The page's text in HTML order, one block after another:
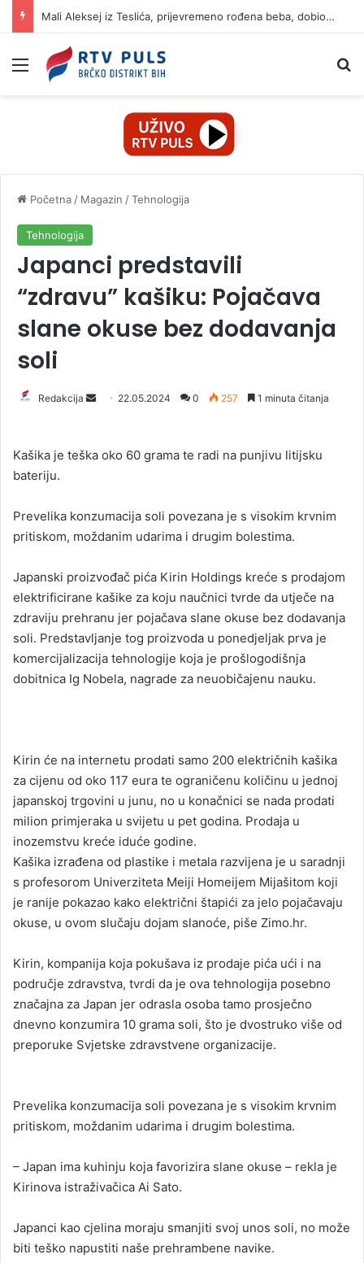
Mali Aleksej iz Teslića, prijevremeno rođena beba, dobio životnu bitku na UKC-u Srpske
Izbornik
Početna / Magazin /Tehnologija
Tehnologija
Japanci predstavili
“zdravu” kašiku: Pojačava
slane okuse bez dodavanja
soli
Redakcija
d
e
m
i
l
22.05.2024 0 257 1 minuta čitanja
Kašika je teška oko 60 grama te radi na punjivu litijsku
bateriju.
Prevelika konzumacija soli povezana je s visokim krvnim
pritiskom, moždanim udarima i drugim bolestima.
Japanski proizvođač pića Kirin Holdings kreće s prodajom
elektrificirane kašike za koju naučnici tvrde da utječe na
zdraviju prehranu jer pojačava slane okuse bez dodavanja
soli. Predstavljanje tog proizvoda u ponedjeljak prva je
komercijalizacija tehnologije koja je prošlogodišnja
dobitnica Ig Nobela, nagrade za neuobičajenu nauku.
Kirin će na internetu prodati samo 200 električnih kašika
za cijenu od oko 117 eura te ograničenu količinu u jednoj
japanskoj trgovini u junu, no u konačnici se nada prodati
milion primjeraka u svijetu u pet godina. Prodaja u
inozemstvu kreće iduće godine.
Kašika izrađena od plastike i metala razvijena je u saradnji
s profesorom Univerziteta Meiji Homeijem Mijašitom koji
je ranije pokazao kako električni štapići za jelo pojačavaju
okuse, u ovom slučaju dojam slanoće, piše Zimo.hr.
Kirin, kompanija koja pokušava iz prodaje pića ući i na
područje zdravstva, tvrdi da je ova tehnologija posebno
značajna za Japan jer odrasla osoba tamo prosječno
dnevno konzumira 10 grama soli, što je dvostruko više od
preporuke Svjetske zdravstvene organizacije.
Prevelika konzumacija soli povezana je s visokim krvnim
pritiskom, moždanim udarima i drugim bolestima.
– Japan ima kuhinju koja favorizira slane okuse – rekla je
Kirinova istraživačica Ai Sato.
Japanci kao cjelina moraju smanjiti svoj unos soli, no može
biti teško napustiti naše prehrambene navike.